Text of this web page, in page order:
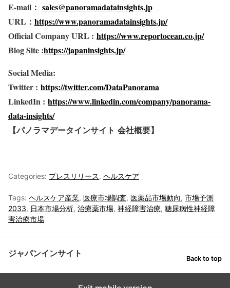
E-mail ： sales@panoramadatainsights.jp
URL ： https://www.panoramadatainsights.jp/
Official Company URL : https://www.reportocean.co.jp/
Blog Site :https://japaninsights.jp/
Social Media:
Twitter : https://twitter.com/DataPanorama
LinkedIn : https://www.linkedin.com/company/panorama-
data-insights/
【パノラマデータインサイト 会社概要】
Categories: プレスリリース, ヘルスケア
Tags: ヘルスケア産業, 医療市場調査, 医薬品市場動向, 市場予測
2033, 日本市場分析, 治療薬市場, 神経障害治療, 糖尿病性神経障
害治療市場
ジャパンインサイト Back to top